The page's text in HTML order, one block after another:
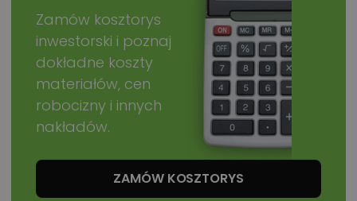
Zamów kosztorys
inwestorski i poznaj
dokładne koszty
materiałów, cen
robocizny i innych
nakładów.
ZAMÓW KOSZTORYS